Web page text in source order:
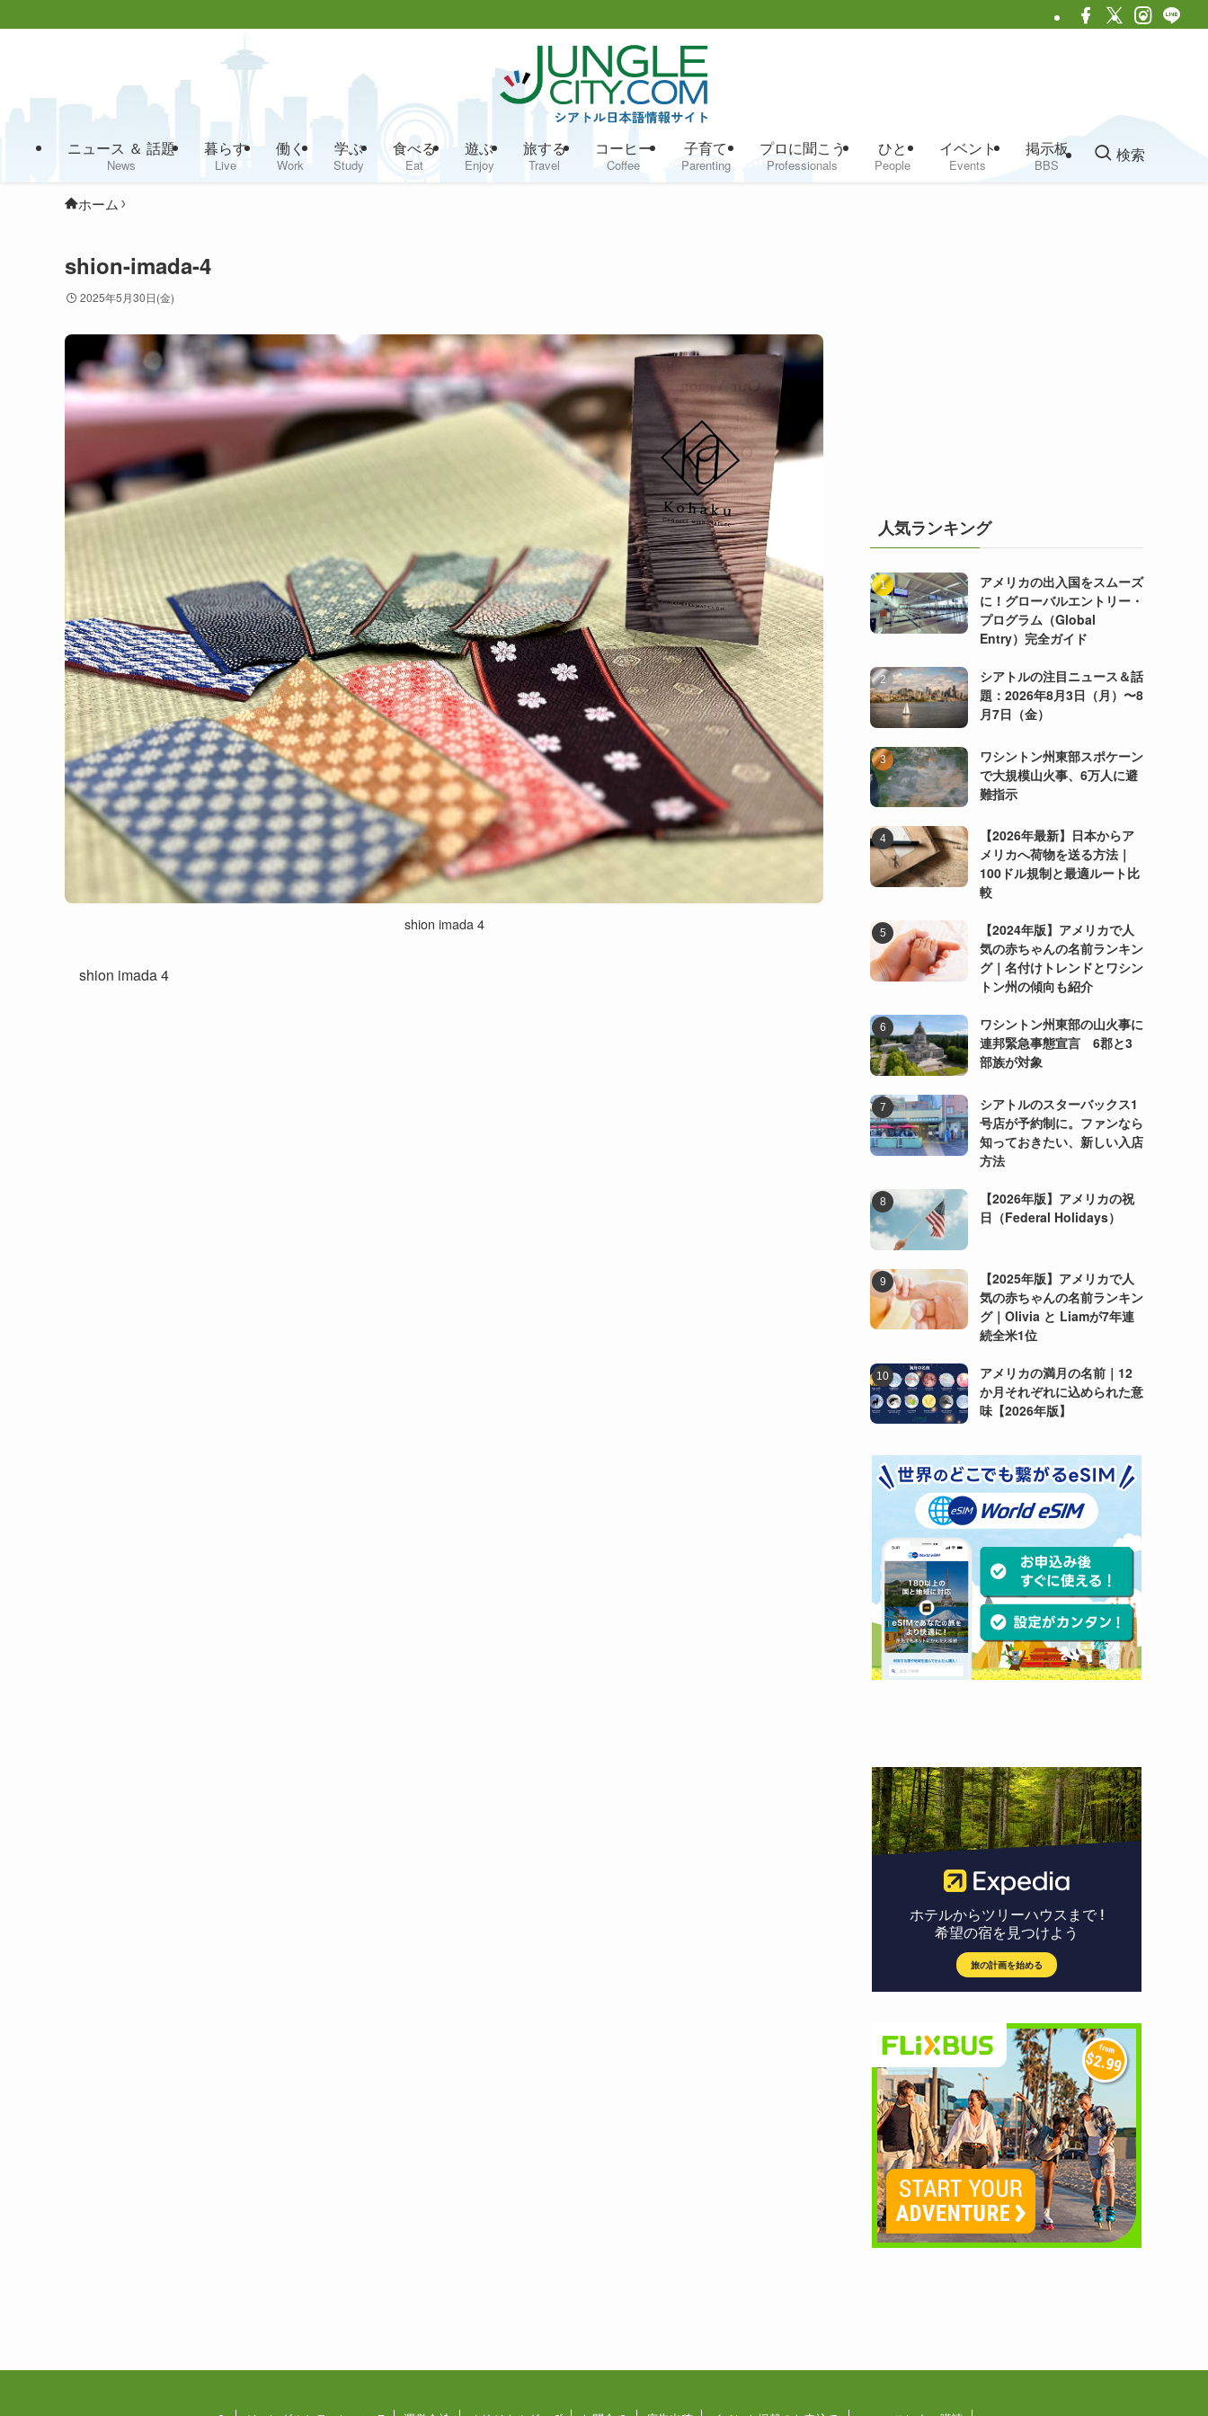
ニュース ＆ 話題
News
暮らす
Live
働く
Work
学ぶ
Study
食べる
Eat
遊ぶ
Enjoy
旅する
Travel
コーヒー
Coffee
子育て
Parenting
プロに聞こう
Professionals
ひと
People
イベント
Events
掲示板
BBS
検索
ホーム
shion-imada-4
2025年5月30日(金)
shion imada 4
shion imada 4
人気ランキング
アメリカの出入国をスムーズ
に！グローバルエントリー・
プログラム（Global
Entry）完全ガイド
シアトルの注目ニュース＆話
題：2026年8月3日（月）〜8
月7日（金）
ワシントン州東部スポケーン
で大規模山火事、6万人に避
難指示
【2026年最新】日本からア
メリカへ荷物を送る方法｜
100ドル規制と最適ルート比
較
【2024年版】アメリカで人
気の赤ちゃんの名前ランキン
グ｜名付けトレンドとワシン
トン州の傾向も紹介
ワシントン州東部の山火事に
連邦緊急事態宣言 6郡と3
部族が対象
シアトルのスターバックス1
号店が予約制に。ファンなら
知っておきたい、新しい入店
方法
【2026年版】アメリカの祝
日（Federal Holidays）
【2025年版】アメリカで人
気の赤ちゃんの名前ランキン
グ｜Olivia と Liamが7年連
続全米1位
アメリカの満月の名前｜12
か月それぞれに込められた意
味【2026年版】